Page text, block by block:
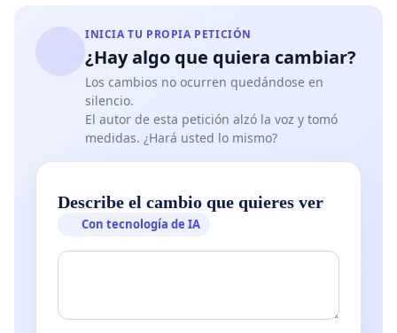
INICIA TU PROPIA PETICIÓN
¿Hay algo que quiera cambiar?
Los cambios no ocurren quedándose en
silencio.
El autor de esta petición alzó la voz y tomó
medidas. ¿Hará usted lo mismo?
Describe el cambio que quieres ver
Con tecnología de IA